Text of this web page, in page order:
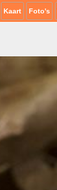
Kaart Foto's